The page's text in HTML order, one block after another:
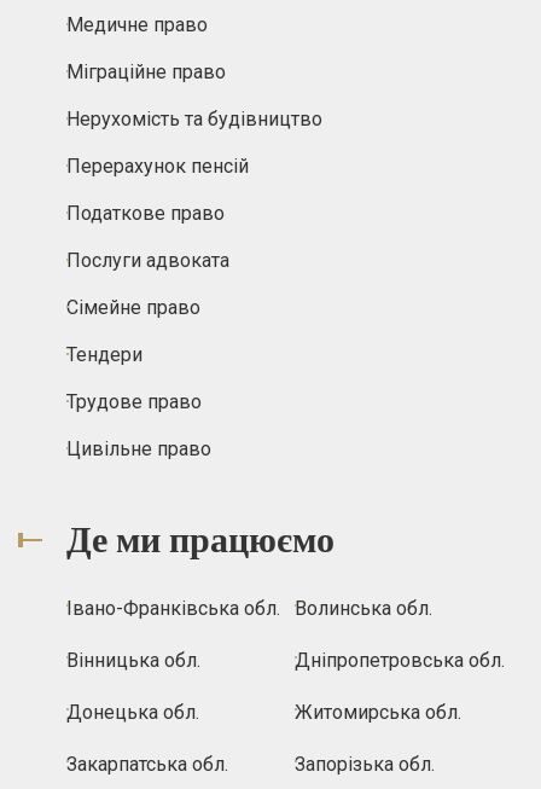
Медичне право
Міграційне право
Нерухомість та будівництво
Перерахунок пенсій
Податкове право
Послуги адвоката
Сімейне право
Тендери
Трудове право
Цивільне право
Де ми працюємо
Івано-Франківська обл. Волинська обл.
Вінницька обл. Дніпропетровська обл.
Донецька обл. Житомирська обл.
Закарпатська обл. Запорізька обл.